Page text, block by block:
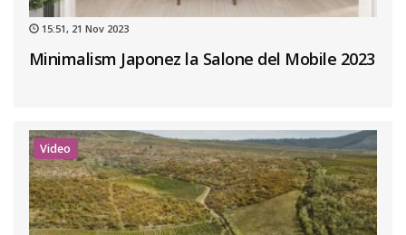
15:51, 21 Nov 2023
Minimalism Japonez la Salone del Mobile 2023
Video